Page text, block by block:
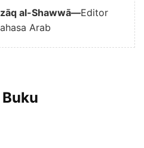
al-Shawwā—Editor
Arab